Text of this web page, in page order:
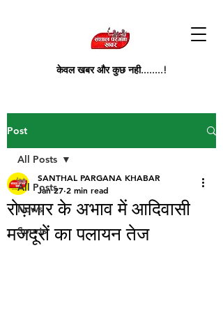
केवल खबर और कुछ नही........!
Post
All Posts
News
Sports
All Posts
रोज़गार के अभाव में आदिवासी
मजदूरों का पलायन तेज
SANTHAL PARGANA KHABAR
Jan 27 2 min read